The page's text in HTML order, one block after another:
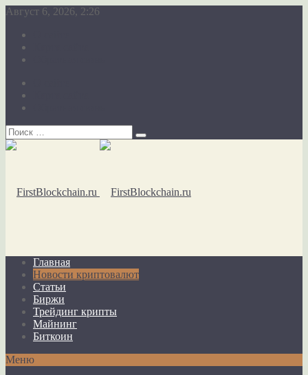
Август 6, 2026, 2:26
Главная
Новости криптовалют
Статьи
Биржи
Трейдинг крипты
Майнинг
Биткоин
Меню